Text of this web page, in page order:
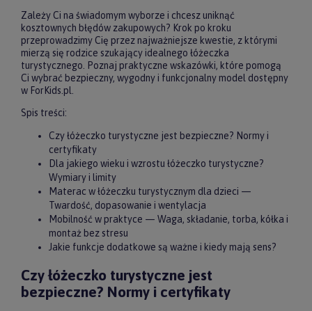
Zależy Ci na świadomym wyborze i chcesz uniknąć
kosztownych błędów zakupowych? Krok po kroku
przeprowadzimy Cię przez najważniejsze kwestie, z którymi
mierzą się rodzice szukający idealnego łóżeczka
turystycznego. Poznaj praktyczne wskazówki, które pomogą
Ci wybrać bezpieczny, wygodny i funkcjonalny model dostępny
w ForKids.pl.
Spis treści:
Czy łóżeczko turystyczne jest bezpieczne? Normy i
certyfikaty
Dla jakiego wieku i wzrostu łóżeczko turystyczne?
Wymiary i limity
Materac w łóżeczku turystycznym dla dzieci —
Twardość, dopasowanie i wentylacja
Mobilność w praktyce — Waga, składanie, torba, kółka i
montaż bez stresu
Jakie funkcje dodatkowe są ważne i kiedy mają sens?
Czy łóżeczko turystyczne jest
bezpieczne? Normy i certyfikaty